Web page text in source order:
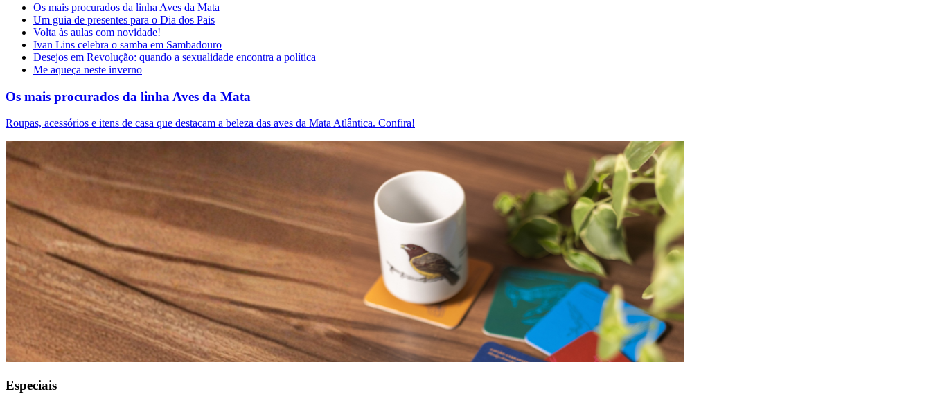
Os mais procurados da linha Aves da Mata
Um guia de presentes para o Dia dos Pais
Volta às aulas com novidade!
Ivan Lins celebra o samba em Sambadouro
Desejos em Revolução: quando a sexualidade encontra a política
Me aqueça neste inverno
Os mais procurados da linha Aves da Mata
Roupas, acessórios e itens de casa que destacam a beleza das aves da Mata Atlântica. Confira!
Especiais